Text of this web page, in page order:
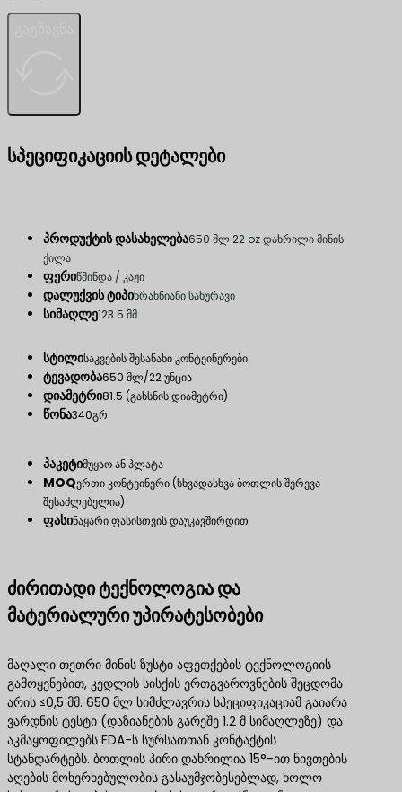
სპეციფიკაციის დეტალები
პროდუქტის დასახელება650 მლ 22 oz დახრილი მინის
ქილა
ფერიწმინდა / კაჟი
დალუქვის ტიპიხრახნიანი სახურავი
სიმაღლე123.5 მმ
სტილისაკვების შესანახი კონტეინერები
ტევადობა650 მლ/22 უნცია
დიამეტრი81.5 (გახსნის დიამეტრი)
წონა340გრ
პაკეტიმუყაო ან პლატა
MOQერთი კონტეინერი (სხვადასხვა ბოთლის შერევა
შესაძლებელია)
ფასინაყარი ფასისთვის დაუკავშირდით
ძირითადი ტექნოლოგია და
მატერიალური უპირატესობები
მაღალი თეთრი მინის ზუსტი აფეთქების ტექნოლოგიის
გამოყენებით, კედლის სისქის ერთგვაროვნების შეცდომა
არის ≤0,5 მმ. 650 მლ სიმძლავრის სპეციფიკაციამ გაიარა
ვარდნის ტესტი (დაზიანების გარეშე 1.2 მ სიმაღლეზე) და
აკმაყოფილებს FDA-ს სურსათთან კონტაქტის
სტანდარტებს. ბოთლის პირი დახრილია 15°-ით ნივთების
აღების მოხერხებულობის გასაუმჯობესებლად, ხოლო